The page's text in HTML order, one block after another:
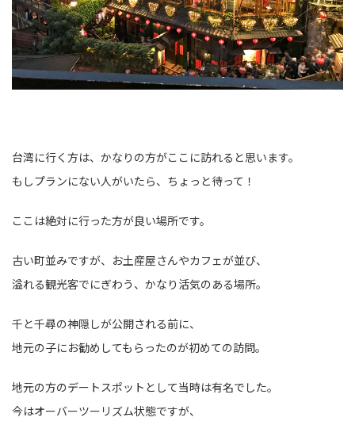
台湾に行く方は、かなりの方がここに訪れると思います。
もしプランにない人がいたら、ちょっと待って！
ここは絶対に行った方が良い場所です。
古い町並みですが、お土産屋さんやカフェが並び、
溢れる観光客でにぎわう、かなり活気のある場所。
千と千尋の神隠しが公開される前に、
地元の子にお勧めしてもらったのが初めての訪問。
地元の方のデートスポットとして当時は有名でした。
今はオーバーツーリズム状態ですが、